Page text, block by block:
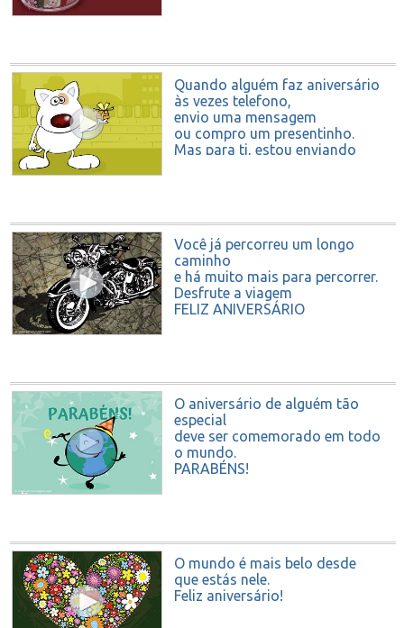
Quando alguém faz aniversário
às vezes telefono,
envio uma mensagem
ou compro um presentinho.
Mas para ti, estou enviando
Você já percorreu um longo
caminho
e há muito mais para percorrer.
Desfrute a viagem
FELIZ ANIVERSÁRIO
O aniversário de alguém tão
especial
deve ser comemorado em todo
o mundo.
PARABÉNS!
O mundo é mais belo desde
que estás nele.
Feliz aniversário!